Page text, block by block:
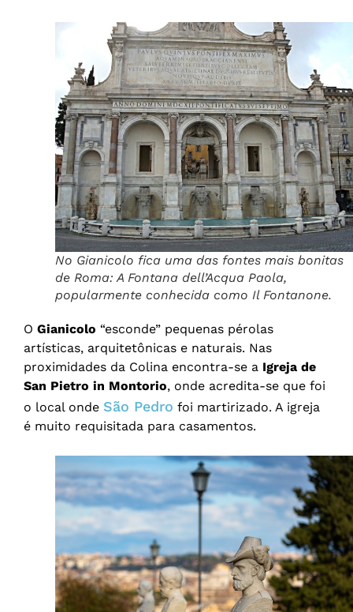
No Gianicolo fica uma das fontes mais bonitas
de Roma: A Fontana dell’Acqua Paola,
popularmente conhecida como Il Fontanone.
O Gianicolo “esconde” pequenas pérolas
artísticas, arquitetônicas e naturais. Nas
proximidades da Colina encontra-se a Igreja de
San Pietro in Montorio, onde acredita-se que foi
o local onde São Pedro foi martirizado. A igreja
é muito requisitada para casamentos.